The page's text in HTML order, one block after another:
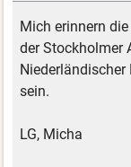
Mich erinnern
der Stockholmer
sein.
LG, Micha